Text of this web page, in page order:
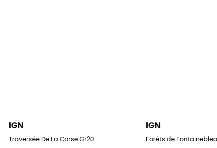
IGN
Traversée De La Corse Gr20
IGN
Forêts de